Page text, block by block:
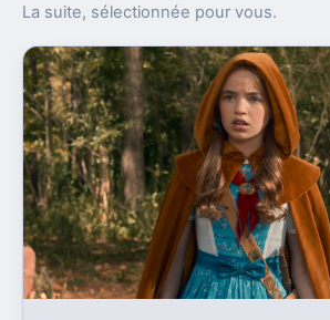
La suite, sélectionnée pour vous.